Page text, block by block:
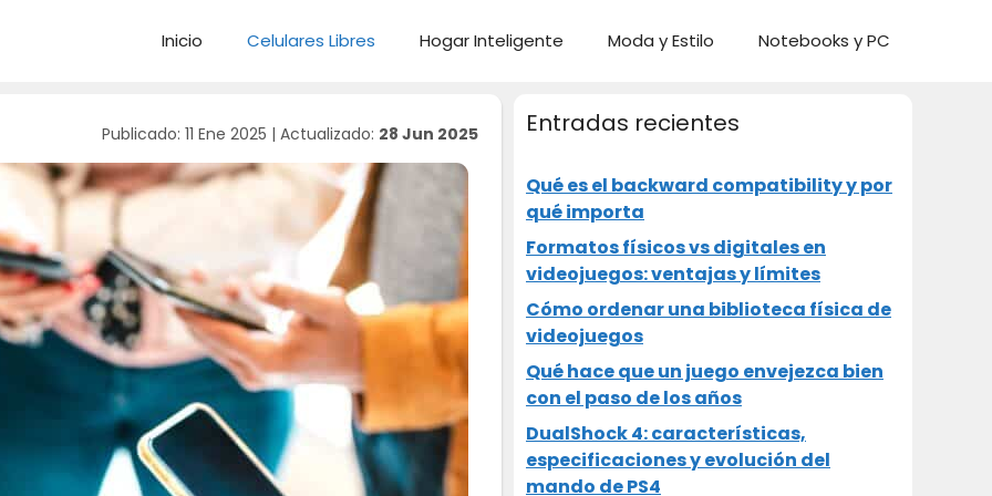
Inicio Celulares Libres Hogar Inteligente Moda y Estilo Notebooks y PC
Publicado: 11 Ene 2025 | Actualizado: 28 Jun 2025 Entradas recientes
Qué es el backward compatibility y por
qué importa
Formatos físicos vs digitales en
videojuegos: ventajas y límites
Cómo ordenar una biblioteca física de
videojuegos
Qué hace que un juego envejezca bien
con el paso de los años
DualShock 4: características,
especificaciones y evolución del
mando de PS4